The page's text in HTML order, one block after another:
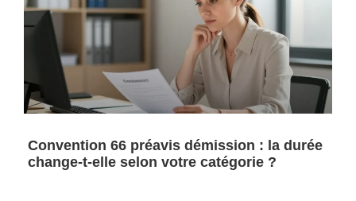
Convention 66 préavis démission : la durée
change-t-elle selon votre catégorie ?